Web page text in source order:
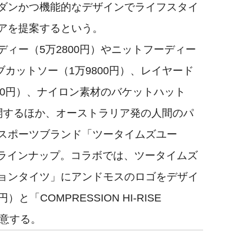
ンかつ機能的なデザインでライフスタイ
提案するという。
ー（5万2800円）やニットフーディー
カットソー（1万9800円）、レイヤード
）、ナイロン素材のバケットハット
るほか、オーストラリア発の人間のパ
ポーツブランド「ツータイムズユー
インナップ。コラボでは、ツータイムズ
ンタイツ」にアンドモスのロゴをデザイ
）と「COMPRESSION HI-RISE
する。